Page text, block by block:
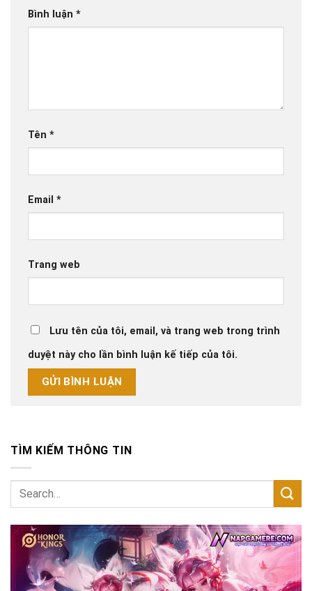
Bình luận *
Tên *
Email *
Trang web
Lưu tên của tôi, email, và trang web trong trình
duyệt này cho lần bình luận kế tiếp của tôi.
TÌM KIẾM THÔNG TIN